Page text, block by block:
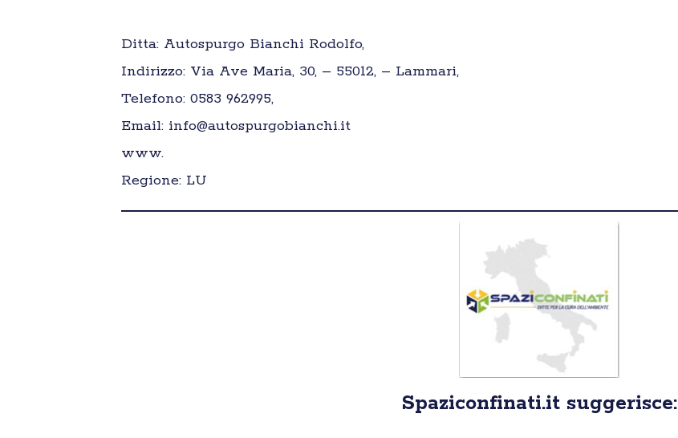
Ditta: Autospurgo Bianchi Rodolfo,
Indirizzo: Via Ave Maria, 30, – 55012, – Lammari,
Telefono: 0583 962995,
Email: info@autospurgobianchi.it
www.
Regione: LU
Spaziconfinati.it suggerisce: